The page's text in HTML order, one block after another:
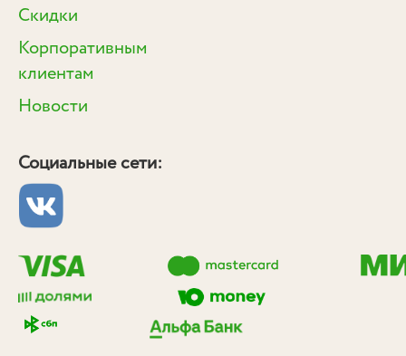
Скидки
Корпоративным
клиентам
Новости
Социальные сети: